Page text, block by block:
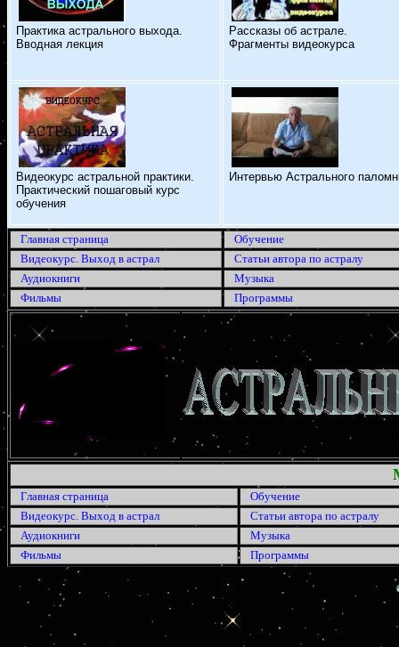
Практика астрального выхода.
Вводная лекция
Рассказы об астрале.
Фрагменты видеокурса
Видеокурс астральной практики.
Практический пошаговый курс
обучения
Интервью Астрального
Главная страница
Обучение
Видеокурс. Выход в астрал
Статьи автора по астралу
Аудиокниги
Музыка
Фильмы
Программы
Главная страница
Обучение
Видеокурс. Выход в астрал
Статьи автора по астралу
Аудиокниги
Музыка
Фильмы
Программы